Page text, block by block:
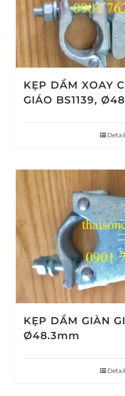
KẸP DẦM XOAY
GIÁO BS1139,
KẸP DẦM GIÀN
Ø48.3mm